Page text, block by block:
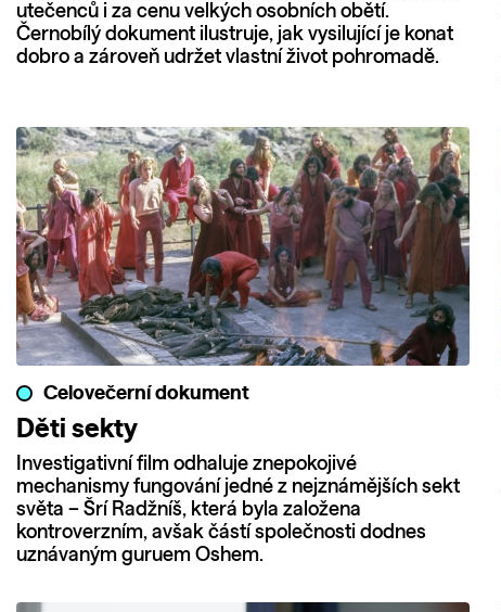
utečenců i za cenu velkých osobních obětí.
Černobílý dokument ilustruje, jak vysilující je konat
dobro a zároveň udržet vlastní život pohromadě.
Celovečerní dokument
Děti sekty
Investigativní film odhaluje znepokojivé
mechanismy fungování jedné z nejznámějších sekt
světa – Šrí Radžníš, která byla založena
kontroverzním, avšak částí společnosti dodnes
uznávaným guruem Oshem.